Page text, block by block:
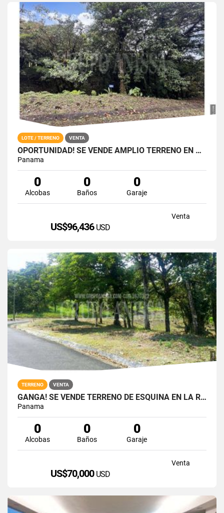
LOTE / TERRENO VENTA
OPORTUNIDAD! SE VENDE AMPLIO TERRENO EN GALICIA, ALTOS DEL MARIA
Panama
0
Alcobas
0
Baños
0
Garaje
Venta
US$96,436 USD
TERRENO VENTA
GANGA! SE VENDE TERRENO DE ESQUINA EN LA RIOCA ALTOS DEL MARIA
Panama
0
Alcobas
0
Baños
0
Garaje
Venta
US$70,000 USD